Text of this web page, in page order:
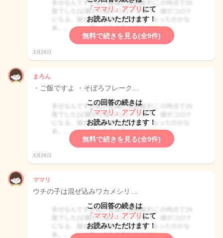
「ママリ」アプリ にて
お読みいただけます！
無料で続きを見る(全9件)
3月26日
まろん
・ご飯ですよ ・そぼろフレーク…
この回答の続きは
「ママリ」アプリ にて
お読みいただけます！
無料で続きを見る(全9件)
3月26日
ママリ
ウチの子は混ぜ込みワカメシリ…
この回答の続きは
「ママリ」アプリ にて
お読みいただけます！